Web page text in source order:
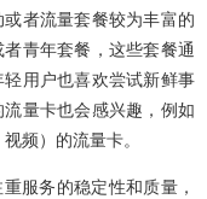
者流量套餐较为丰富的
青年套餐，这些套餐通
用户也喜欢尝试新鲜事
量卡也会感兴趣，例如
频）的流量卡。
服务的稳定性和质量，